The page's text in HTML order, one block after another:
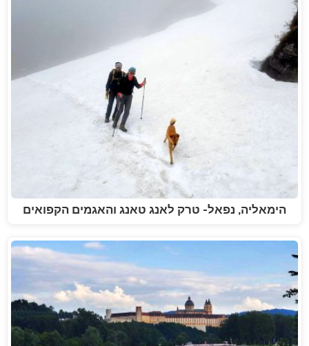
הימאליה, נפאל- טרק לאנג טאנג והאגמים הקפואים